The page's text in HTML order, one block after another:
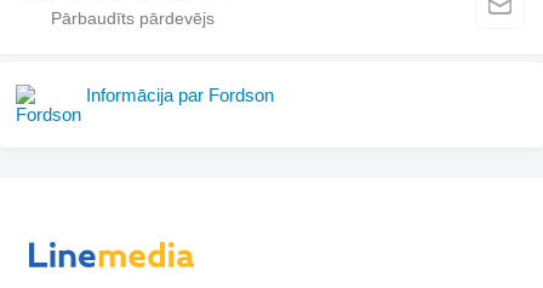
Informācija par Fordson